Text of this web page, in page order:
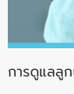
การดูแลลู